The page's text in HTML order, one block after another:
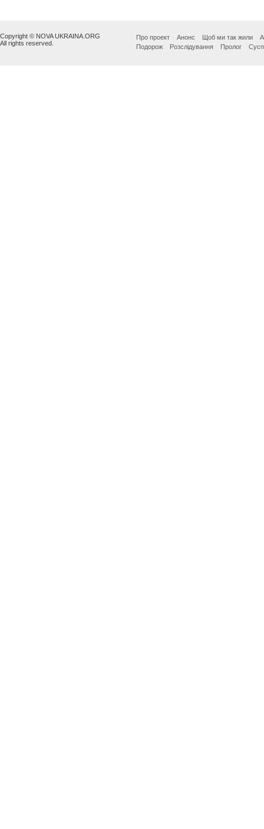
Copyright © NOVA UKRAINA.ORG
All rights reserved.
Про проект Анонс Щоб ми так жили
Подорож
Розслідування Пролог